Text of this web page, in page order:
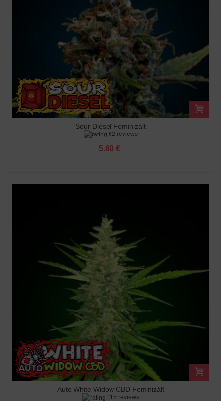
Sour Diesel Feminizált
62 reviews
5.60 €
Auto White Widow CBD Feminizált
115 reviews